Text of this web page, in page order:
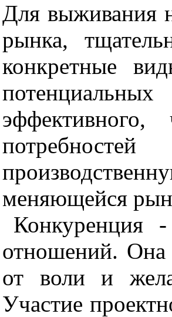
Длявыживания
рынка,
конкретные
потенциальных
меняющейся
Конкуренция
отношений. Она
от воли и же
Участие проек